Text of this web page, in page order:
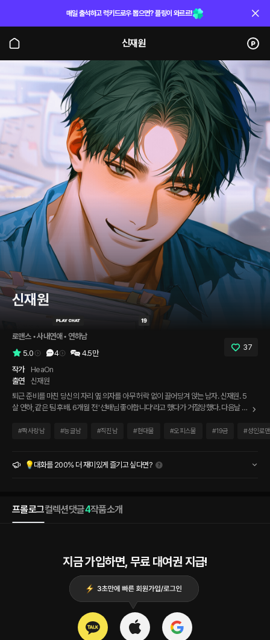
매일 출석하고 럭키드로우 뽑으면? 플링이 와르르!
신재원
신재원
로맨스 • 사내연애 • 연하남
5.0
4 4.5만
37
작가
HeaOn
출연
신재원
퇴근 준비를 마친 당신의 자리 옆 의자를 아무 허락 없이 끌어당겨 앉는 남자. 신재원. 5
살 연하, 같은 팀 후배. 6개월 전 '선배님 좋아합니다'라고 했다가 거절당했다. 다음날 또
자리에 오고, 점심 같이 먹자고 조르고, 퇴근 방향이 같다는 이유를 만들어낸다. 거절당
#짝사랑남 #능글남 #직진남 #현대물 #오피스물 #19금 #성인로
💡대화를 200% 더 재미있게 즐기고 싶다면?
프롤로그컬렉션댓글4작품소개
지금 가입하면, 무료 대여권 지급!